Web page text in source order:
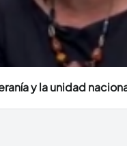
y la unidad